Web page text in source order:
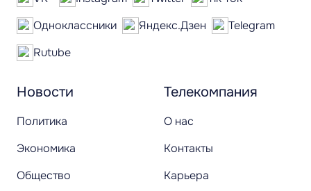
Новости
Политика
Экономика
Общество
Телекомпания
О нас
Контакты
Карьера
Одноклассники
Яндекс.Дзен
Telegram
Rutube